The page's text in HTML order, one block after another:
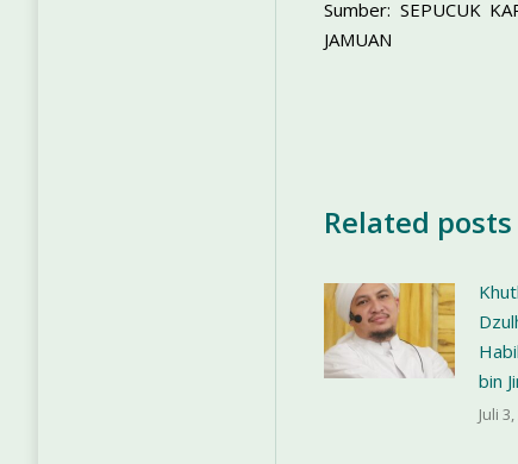
Sumber: SEPUCUK
JAMUAN
Related posts
bin
Juli